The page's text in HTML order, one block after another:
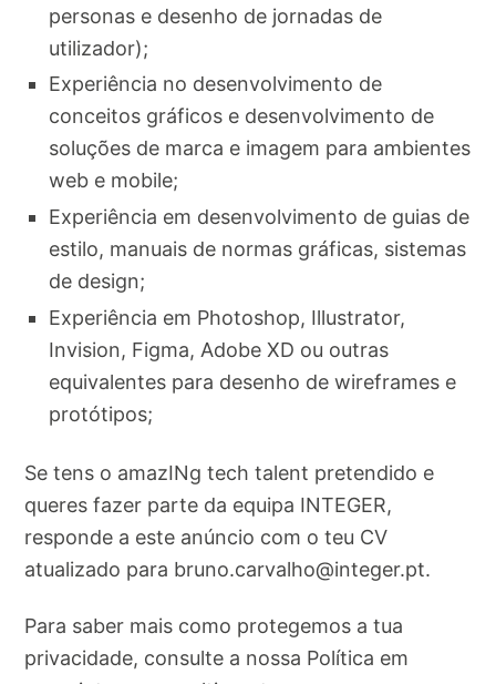
personas e desenho de jornadas de
utilizador);
Experiência no desenvolvimento de
conceitos gráficos e desenvolvimento de
soluções de marca e imagem para ambientes
web e mobile;
Experiência em desenvolvimento de guias de
estilo, manuais de normas gráficas, sistemas
de design;
Experiência em Photoshop, Illustrator,
Invision, Figma, Adobe XD ou outras
equivalentes para desenho de wireframes e
protótipos;
Se tens o amazINg tech talent pretendido e
queres fazer parte da equipa INTEGER,
responde a este anúncio com o teu CV
atualizado para bruno.carvalho@integer.pt.
Para saber mais como protegemos a tua
privacidade, consulte a nossa Política em